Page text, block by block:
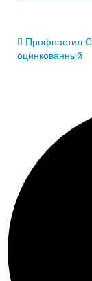
Профнастил
оцинкованный